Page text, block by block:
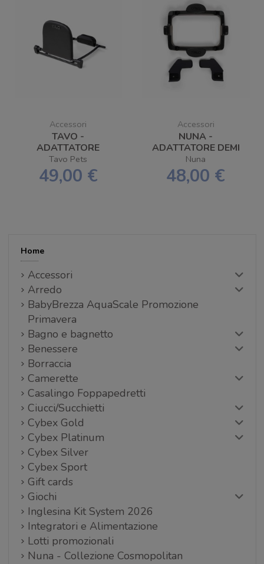
Accessori
TAVO -
ADATTATORE
DUPREE
Tavo Pets
49,00 €
Accessori
NUNA -
ADATTATORE DEMI
NEXT PER TAVO
MAEVE
Nuna
48,00 €
Home
Accessori
Arredo
BabyBrezza AquaScale Promozione
Primavera
Bagno e bagnetto
Benessere
Borraccia
Camerette
Casalingo Foppapedretti
Ciucci/Succhietti
Cybex Gold
Cybex Platinum
Cybex Silver
Cybex Sport
Gift cards
Giochi
Inglesina Kit System 2026
Integratori e Alimentazione
Lotti promozionali
Nuna - Collezione Cosmopolitan